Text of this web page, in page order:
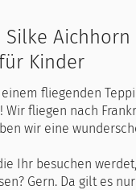
Silke
Kinder
fliegenden
fliegen nach
wir eine
Ihr besuchen
Gern. Da gilt es